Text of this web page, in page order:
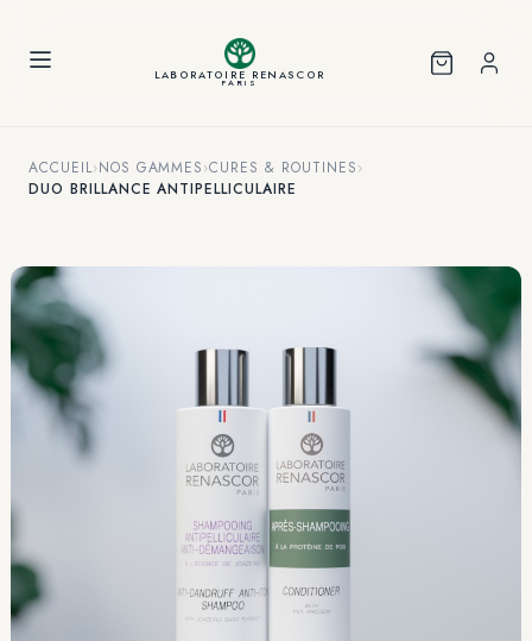
LABORATOIRE RENASCOR
PARIS
ACCUEIL›NOS GAMMES›CURES & ROUTINES›
DUO BRILLANCE ANTIPELLICULAIRE